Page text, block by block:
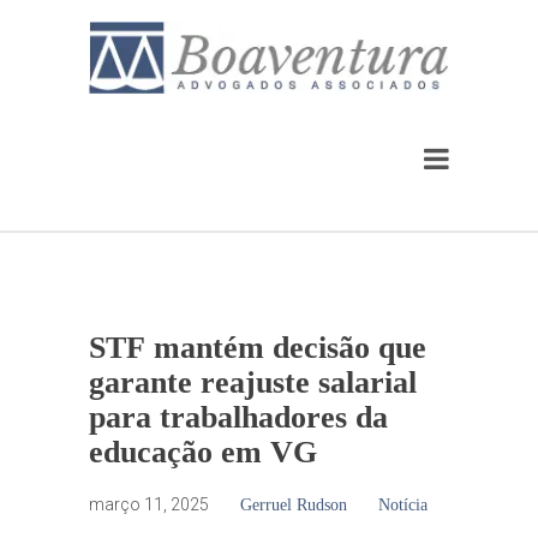
STF mantém decisão que
garante reajuste salarial
para trabalhadores da
educação em VG
março 11, 2025 Gerruel Rudson Notícia